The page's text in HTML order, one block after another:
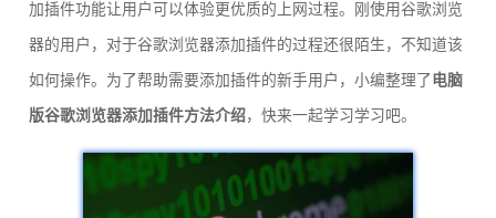
加插件功能让用户可以体验更优质的上网过程。刚使用谷歌浏览
器的用户，对于谷歌浏览器添加插件的过程还很陌生，不知道该
如何操作。为了帮助需要添加插件的新手用户，小编整理了 电脑
版谷歌浏览器添加插件方法介绍，快来一起学习学习吧。